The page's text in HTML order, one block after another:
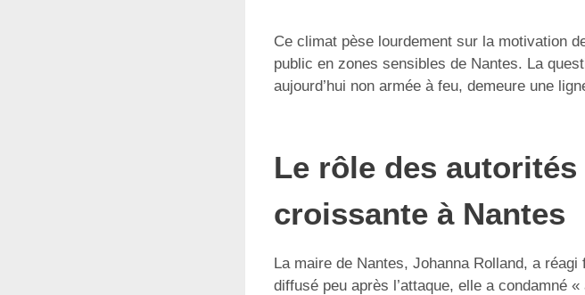
Ce climat pèse lourdement sur la motivation
public en zones sensibles de Nantes. La
aujourd’hui non armée à feu, demeure une
Le rôle des
croissante à Nantes
La maire de Nantes, Johanna Rolland, a
diffusé peu après l’attaque, elle a condamné